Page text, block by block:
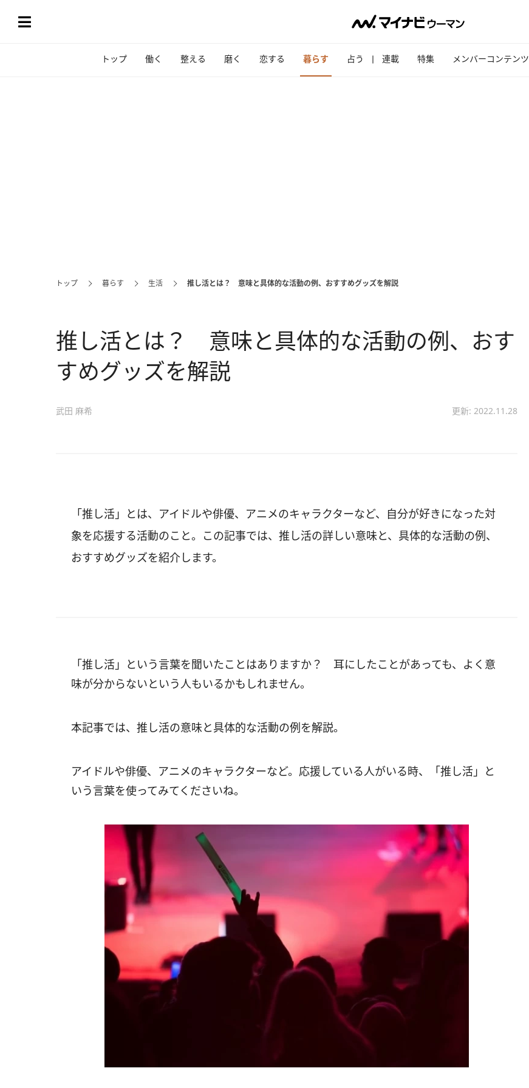
トップ 働く 整える 磨く 恋する 暮らす 占う 連載 特集 メンバーコンテンツ
トップ 暮らす 生活 推し活とは？ 意味と具体的な活動の例、おすすめグッズを解説
推し活とは？ 意味と具体的な活動の例、おす
すめグッズを解説
武田 麻希 更新: 2022.11.28
「推し活」とは、アイドルや俳優、アニメのキャラクターなど、自分が好きになった対
象を応援する活動のこと。この記事では、推し活の詳しい意味と、具体的な活動の例、
おすすめグッズを紹介します。
「推し活」という言葉を聞いたことはありますか？ 耳にしたことがあっても、よく意
味が分からないという人もいるかもしれません。
本記事では、推し活の意味と具体的な活動の例を解説。
アイドルや俳優、アニメのキャラクターなど。応援している人がいる時、「推し活」と
いう言葉を使ってみてくださいね。